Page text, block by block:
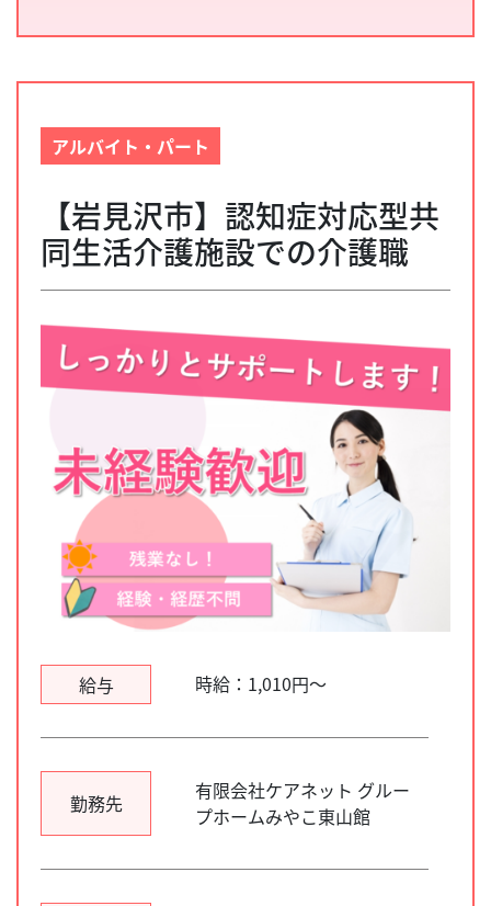
アルバイト・パート
【岩見沢市】認知症対応型共
同生活介護施設での介護職
給与 時給：1,010円～
勤務先
有限会社ケアネット グルー
プホームみやこ東山館